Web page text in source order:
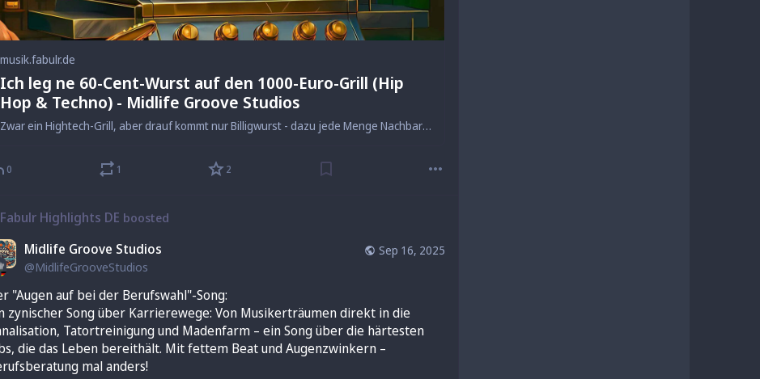
musik.fabulr.de
Ich leg ne 60-Cent-Wurst auf den 1000-Euro-Grill (Hip
Hop & Techno) - Midlife Groove Studios
Zwar ein Hightech-Grill, aber drauf kommt nur Billigwurst - dazu jede Menge Nachbarschafts-Action: Ein Song über absurde Grill-Traditionen, Luxus-Gadgets und Insta-Posen – mit viel Ironie, fettem Beat und einem Augenzwinkern für alle BBQ-Kings von heute!
0 1 2
Fabulr Highlights DE boosted
Sep 16, 2025
Midlife Groove Studios
@MidlifeGrooveStudios
"Augen auf bei der Berufswahl"-Song:
zynischer Song über Karrierewege: Von Musikerträumen direkt in die
Tatortreinigung und Madenfarm – ein Song über die härtesten
die das Leben bereithält. Mit fettem Beat und Augenzwinkern –
mal anders!